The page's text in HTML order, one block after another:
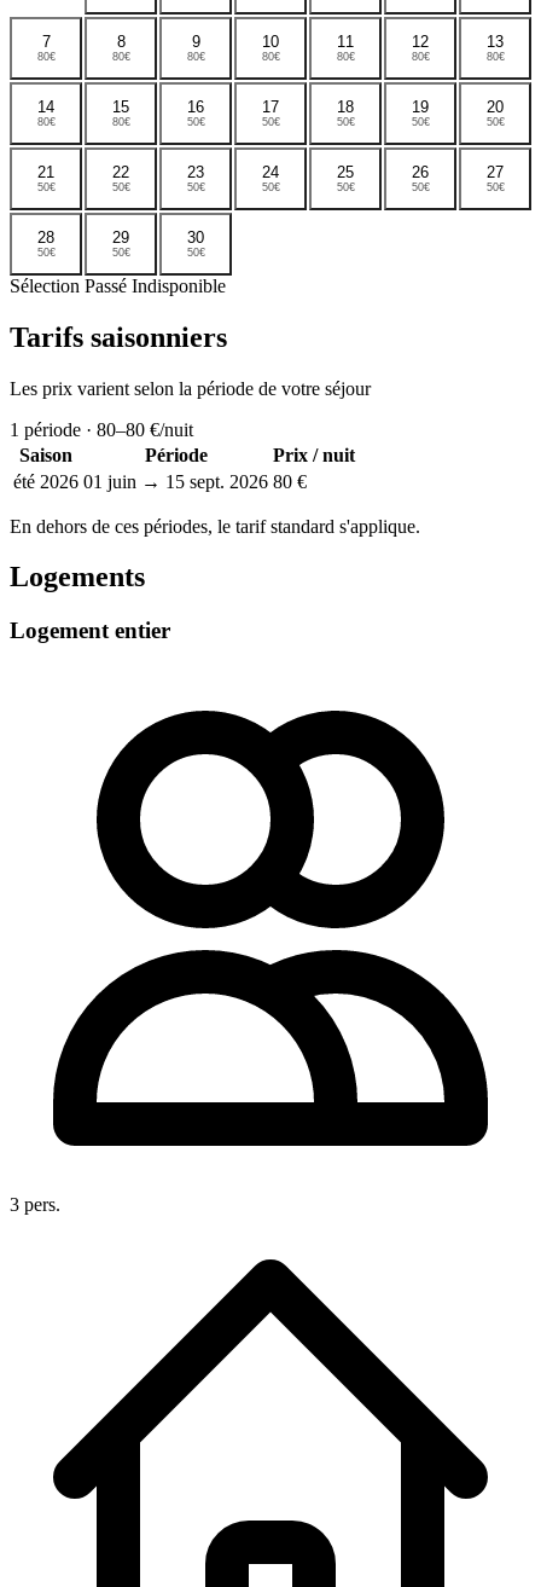
7
80€
8
80€
9
80€
10
80€
11
80€
12
80€
13
80€
14
80€
15
80€
16
50€
17
50€
18
50€
19
50€
20
50€
21
50€
22
50€
23
50€
24
50€
25
50€
26
50€
27
50€
28
50€
29
50€
30
50€
Sélection Passé Indisponible
Tarifs saisonniers
Les prix varient selon la période de votre séjour
1 période · 80–80 €/nuit
Saison
Période
Prix / nuit
été 2026 01 juin → 15 sept. 2026 80 €
En dehors de ces périodes, le tarif standard s'applique.
Logements
Logement entier
3 pers.